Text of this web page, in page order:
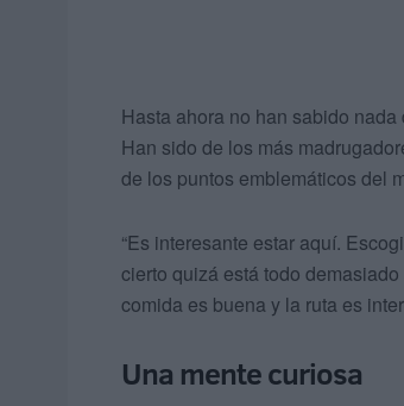
Hasta ahora no han sabido
Han sido de los más
de los puntos emblemáticos del
“Es interesante estar aquí.
cierto quizá está todo
comida es buena y la ruta es
Una mente curiosa